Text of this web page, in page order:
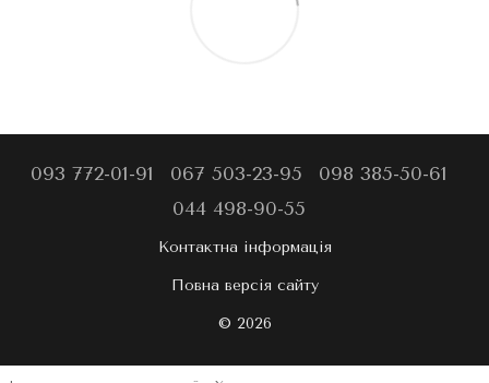
093 772-01-91 067 503-23-95
098 385-50-61
044 498-90-55
Контактна інформація
Повна версія сайту
© 2026